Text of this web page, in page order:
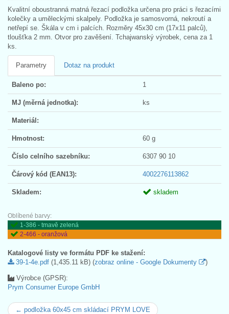
Kvalitní oboustranná matná řezací podložka určena pro práci s řezacími
kolečky a uměleckými skalpely. Podložka je samosvorná, nekroutí a
netřepí se. Škála v cm i palcích. Rozměry 45x30 cm (17x11 palců),
tloušťka 2 mm. Otvor pro zavěšení. Tchajwanský výrobek, cena za 1
ks.
Parametry Dotaz na produkt
Baleno po: 1
MJ (měrná jednotka): ks
Materiál:
Hmotnost: 60 g
Číslo celního sazebníku: 6307 90 10
Čárový kód (EAN13): 4002276113862
Skladem: skladem
Oblíbené barvy:
1-386 - tmavě zelená
2-466 - oranžová
Katalogové listy ve formátu PDF ke stažení:
39-1-4e.pdf (1,435.11 kB) (zobraz online - Google Dokumenty )
Výrobce (GPSR):
Prym Consumer Europe GmbH
← podložka 60x45 cm skládací PRYM LOVE